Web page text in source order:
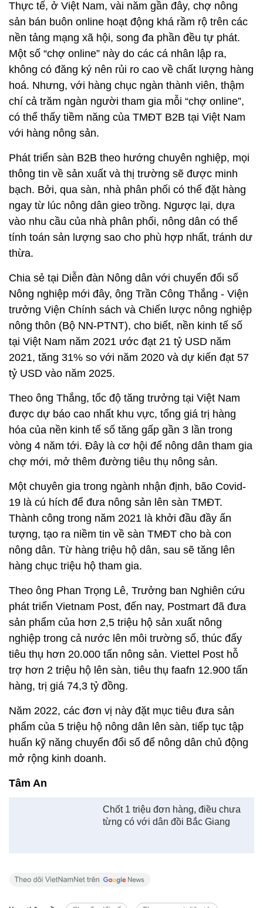
chí cả trăm ngàn người tham gia mỗi “chợ online”,
có thể thấy tiềm năng của TMĐT B2B tại Việt Nam
với hàng nông sản.
Phát triển sàn B2B theo hướng chuyên nghiệp, mọi
thông tin về sản xuất và thị trường sẽ được minh
bạch. Bởi, qua sàn, nhà phân phối có thể đặt hàng
ngay từ lúc nông dân gieo trồng. Ngược lại, dựa
vào nhu cầu của nhà phân phối, nông dân có thể
thừa.
Chia sẻ tại Diễn đàn Nông dân với chuyển đổi số
Nông nghiệp mới đây, ông Trần Công Thắng - Viện
trưởng Viện Chính sách và Chiến lược nông nghiệp
nông thôn (Bộ NN-PTNT), cho biết, nền kinh tế số
tại Việt Nam năm 2021 ước đạt 21 tỷ USD năm
2021, tăng 31% so với năm 2020 và dự kiến đạt 57
tỷ USD vào năm 2025.
Theo ông Thắng, tốc độ tăng trưởng tại Việt Nam
được dự báo cao nhất khu vực, tổng giá trị hàng
hóa của nền kinh tế số tăng gấp gần 3 lần trong
vòng 4 năm tới. Đây là cơ hội để nông dân tham gia
chợ mới, mở thêm đường tiêu thụ nông sản.
Một chuyên gia trong ngành nhận định, bão Covid-
19 là cú hích để đưa nông sản lên sàn TMĐT.
Thành công trong năm 2021 là khởi đầu đầy ấn
tượng, tạo ra niềm tin về sàn TMĐT cho bà con
nông dân. Từ hàng triệu hộ dân, sau sẽ tăng lên
Theo ông Phan Trọng Lê, Trưởng ban Nghiên cứu
phát triển Vietnam Post, đến nay, Postmart đã đưa
sản phẩm của hơn 2,5 triệu hộ sản xuất nông
nghiệp trong cả nước lên môi trường số, thúc đẩy
tiêu thụ hơn 20.000 tấn nông sản. Viettel Post hỗ
hàng, trị giá 74,3 tỷ đồng.
Năm 2022, các đơn vị này đặt mục tiêu đưa sản
phẩm của 5 triệu hộ nông dân lên sàn, tiếp tục tập
huấn kỹ năng chuyển đổi số để nông dân chủ động
mở rộng kinh doanh.
Tâm An
Chốt 1 triệu đơn hàng, điều chưa
từng có với dân đồi Bắc Giang
Chuyển đổi số Thương mại điện tử